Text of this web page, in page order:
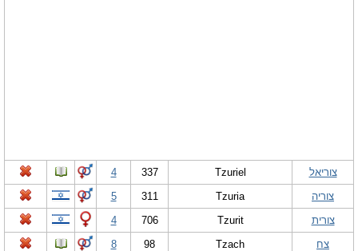
צוריאל Tzuriel
337
4
צוריה
Tzuria
311
5
צורית
Tzurit
706
4
צח
Tzach
98
8